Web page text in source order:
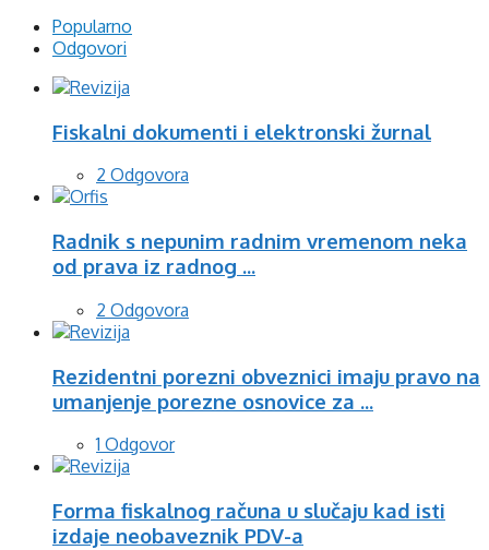
Popularno
Odgovori
Fiskalni dokumenti i elektronski žurnal
2 Odgovora
Radnik s nepunim radnim vremenom neka
od prava iz radnog ...
2 Odgovora
Rezidentni porezni obveznici imaju pravo na
umanjenje porezne osnovice za ...
1 Odgovor
Forma fiskalnog računa u slučaju kad isti
izdaje neobaveznik PDV-a